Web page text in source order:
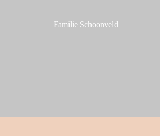
Familie Schoonveld